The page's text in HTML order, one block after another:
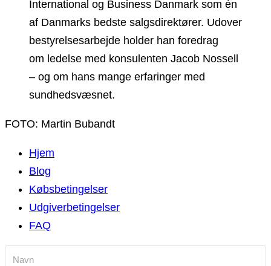
International og Business Danmark som én
af Danmarks bedste salgsdirektører. Udover
bestyrelsesarbejde holder han foredrag
om ledelse med konsulenten Jacob Nossell
– og om hans mange erfaringer med
sundhedsvæsnet.
FOTO: Martin Bubandt
Hjem
Blog
Købsbetingelser
Udgiverbetingelser
FAQ